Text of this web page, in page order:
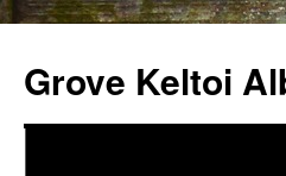
Grove Keltoi